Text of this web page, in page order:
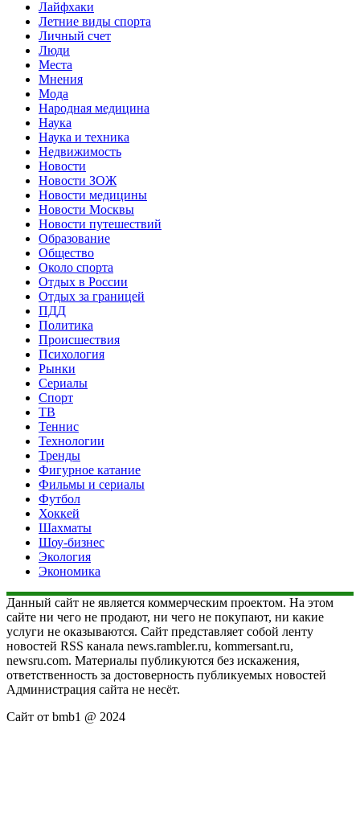
Лайфхаки
Летние виды спорта
Личный счет
Люди
Места
Мнения
Мода
Народная медицина
Наука
Наука и техника
Недвижимость
Новости
Новости ЗОЖ
Новости медицины
Новости Москвы
Новости путешествий
Образование
Общество
Около спорта
Отдых в России
Отдых за границей
ПДД
Политика
Происшествия
Психология
Рынки
Сериалы
Спорт
ТВ
Теннис
Технологии
Тренды
Фигурное катание
Фильмы и сериалы
Футбол
Хоккей
Шахматы
Шоу-бизнес
Экология
Экономика
Данный сайт не является коммерческим проектом. На этом
сайте ни чего не продают, ни чего не покупают, ни какие
услуги не оказываются. Сайт представляет собой ленту
новостей RSS канала news.rambler.ru, kommersant.ru,
newsru.com. Материалы публикуются без искажения,
ответственность за достоверность публикуемых новостей
Администрация сайта не несёт.
Сайт от bmb1 @ 2024